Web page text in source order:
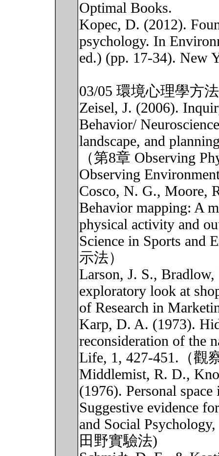
Optimal Books.
Kopec, D. (2012).
psychology. In
ed.) (pp. 17-34). New
03/05 環境心理學方法
Zeisel, J. (2006).
Behavior/
landscape, and
（第8章 Observing
Observing
Cosco, N. G., Moore,
Behavior mapping: A
physical activity and
Science in Sports and
示法）
Larson, J. S.,
exploratory look at
of Research in
Karp, D. A. (1973).
reconsideration of the
Life, 1, 427-451.（觀
Middlemist, R. D.,
(1976). Personal
Suggestive evidence
and Social
田野實驗法)